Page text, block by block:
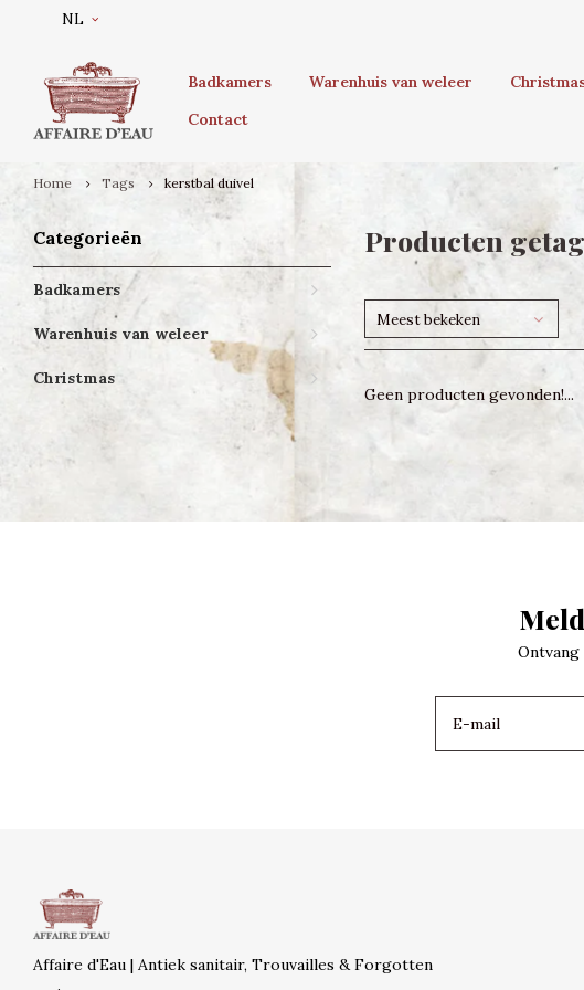
NL
Badkamers Warenhuis van weleer
Contact
Home Tags kerstbal duivel
Categorieën
Badkamers
Warenhuis van weleer
Christmas
Producten
Meest bekeken
Geen producten gevonden!...
Ontvang
Affaire d'Eau | Antiek sanitair, Trouvailles & Forgotten